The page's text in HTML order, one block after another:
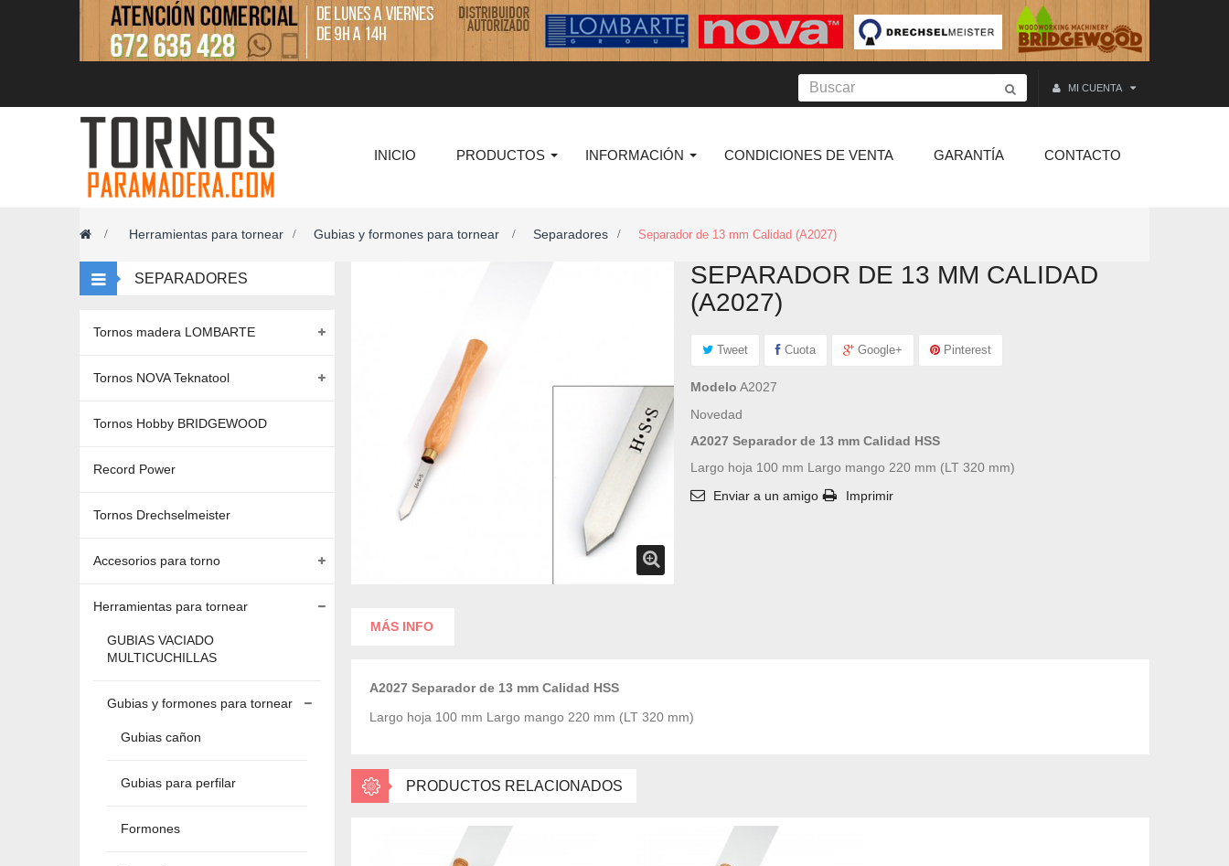
MI CUENTA
INICIO PRODUCTOS INFORMACIÓN CONDICIONES DE VENTA GARANTÍA CONTACTO
> Herramientas para tornear > Gubias y formones para tornear > Separadores > Separador de 13 mm Calidad (A2027)
SEPARADORES
Tornos madera LOMBARTE
Tornos NOVA Teknatool
Tornos Hobby BRIDGEWOOD
Record Power
Tornos Drechselmeister
Accesorios para torno
Herramientas para tornear
GUBIAS VACIADO
MULTICUCHILLAS
Gubias y formones para tornear
Gubias cañon
Gubias para perfilar
Formones
SEPARADOR DE 13 MM CALIDAD
(A2027)
Tweet Cuota Google+ Pinterest
Modelo A2027
Novedad
A2027 Separador de 13 mm Calidad HSS
Largo hoja 100 mm Largo mango 220 mm (LT 320 mm)
Enviar a un amigo
Imprimir
MÁS INFO
A2027 Separador de 13 mm Calidad HSS
Largo hoja 100 mm Largo mango 220 mm (LT 320 mm)
PRODUCTOS RELACIONADOS